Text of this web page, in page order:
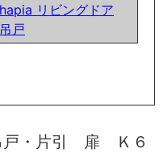
hapia リビングドア
吊戸
・片引 扉 Ｋ６